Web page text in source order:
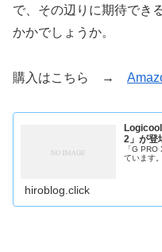
で、その辺りに期待でき
かかでしょうか。
購入はこちら →
2」が登
「G
ています
hiroblog.click